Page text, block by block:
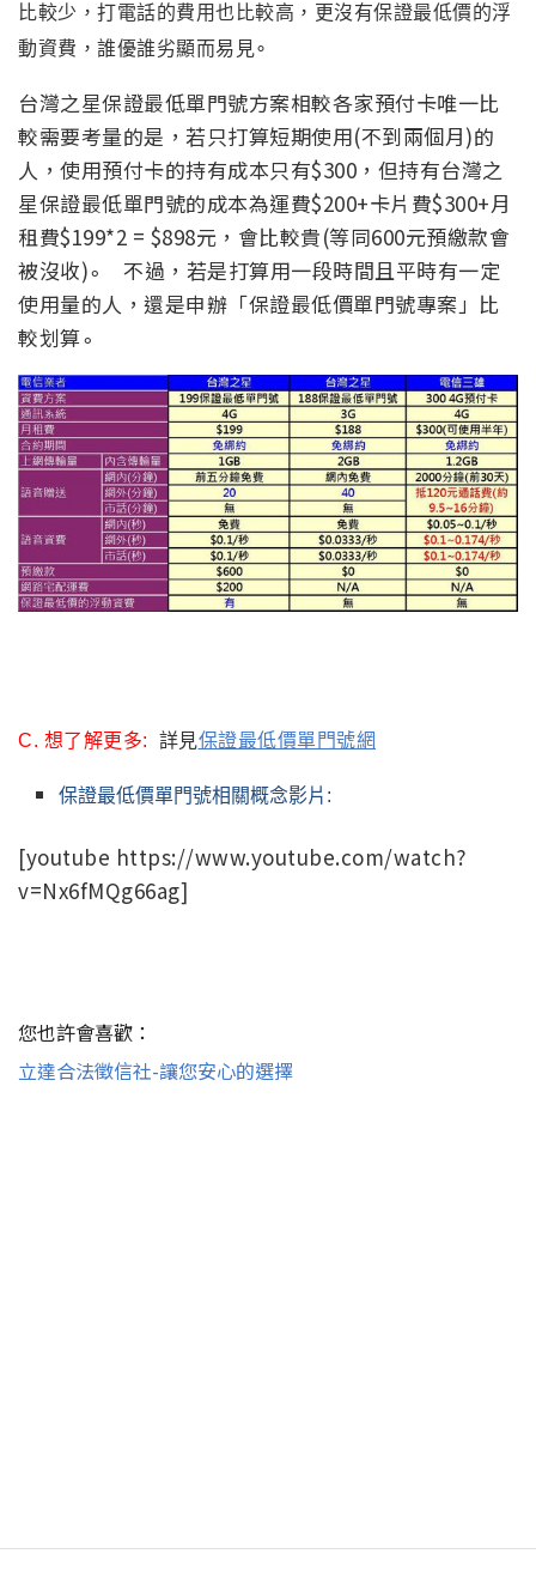
比較少，打電話的費用也比較高，更沒有保證最低價的浮
動資費 ， 誰優誰劣顯而易見∘
台灣之星保證最低單門號方案相較各家預付卡唯一比
較需要考量的是，若只打算短期使用(不到兩個月)的
人，使用預付卡的持有成本只有$300，但持有台灣之
星保證最低單門號的成本為運費$200+卡片費$300+月
租費$199*2 = $898元，會比較貴(等同600元預繳款會
被沒收)∘ 不過，若是打算用一段時間且平時有一定
使用量的人，還是申辦「保證最低價單門號專案」比
較划算∘
C. 想了解更多: 詳見保證最低價單門號網
保證最低價單門號相關概念影片:
[youtube https://www.youtube.com/watch?
v=Nx6fMQg66ag]
您也許會喜歡：
立達合法徵信社-讓您安心的選擇